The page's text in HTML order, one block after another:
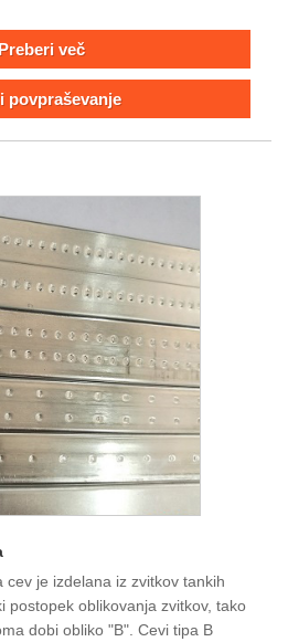
Preberi več
povpraševanje
cev je izdelana iz zvitkov tankih
postopek oblikovanja zvitkov, tako
dobi obliko "B". Cevi tipa B